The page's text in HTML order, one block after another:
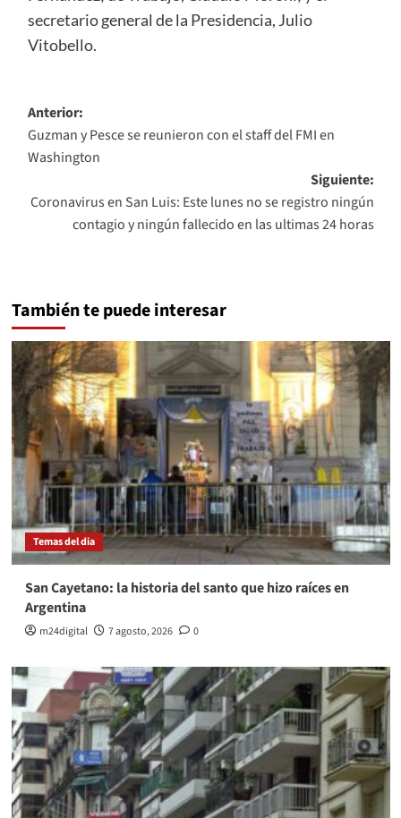
secretario general de la Presidencia, Julio
Vitobello.
Navegación
de
entradas
Anterior:
Guzman y Pesce se reunieron con el staff del FMI en
Washington
Siguiente:
Coronavirus en San Luis: Este lunes no se registro ningún
contagio y ningún fallecido en las ultimas 24 horas
También te puede interesar
Temas del dia
San Cayetano: la historia del santo que hizo raíces en
Argentina
m24digital 7 agosto, 2026 0